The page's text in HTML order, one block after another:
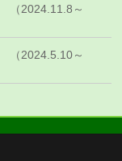
（2024.11.8～
（2024.5.10～